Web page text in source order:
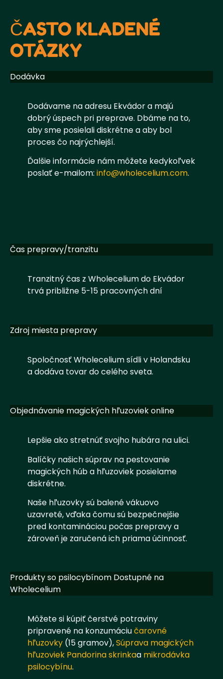
ČASTO KLADENÉ
OTÁZKY
Dodávka
Dodávame na adresu Ekvádor a majú
dobrý úspech pri preprave. Dbáme na to,
aby sme posielali diskrétne a aby bol
proces čo najrýchlejší.
Ďalšie informácie nám môžete kedykoľvek
poslať e-mailom: info@wholecelium.com.
Čas prepravy/tranzitu
Tranzitný čas z Wholecelium do Ekvádor
trvá približne 5-15 pracovných dní
Zdroj miesta prepravy
Spoločnosť Wholecelium sídli v Holandsku
a dodáva tovar do celého sveta.
Objednávanie magických hľuzoviek online
Lepšie ako stretnúť svojho hubára na ulici.
Balíčky našich súprav na pestovanie
magických húb a hľuzoviek posielame
diskrétne.
Naše hľuzovky sú balené vákuovo
uzavreté, vďaka čomu sú bezpečnejšie
pred kontamináciou počas prepravy a
zároveň je zaručená ich priama účinnosť.
Produkty so psilocybínom Dostupné na
Wholecelium
Môžete si kúpiť čerstvé potraviny
pripravené na konzumáciučarovné
hľuzovky (15 gramov),Súprava magických
hľuzoviek Pandorina skrinkaa mikrodávka
psilocybínu.